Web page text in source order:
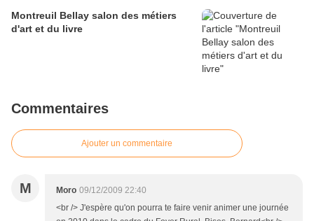
Montreuil Bellay salon des métiers
d'art et du livre
Commentaires
Ajouter un commentaire
M Moro 09/12/2009 22:40
<br /> J'espère qu'on pourra te faire venir animer une journée